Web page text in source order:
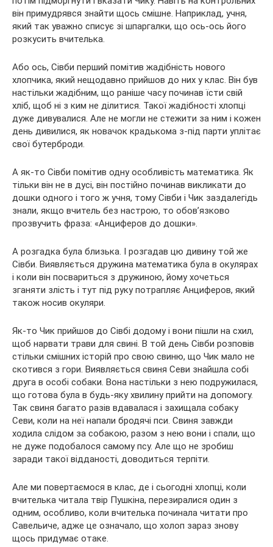
він примудрявся знайти щось смішне. Наприклад, учня,
який так уважно списує зі шпаргалки, що ось-ось його
розкусить вчителька.
Або ось, Сівби перший помітив жадібність нового
хлопчика, який нещодавно прийшов до них у клас. Він був
настільки жадібним, що раніше часу починав їсти свій
хліб, щоб ні з ким не ділитися. Такої жадібності хлопці
дуже дивувалися. Але не могли не стежити за ним і кожен
день дивилися, як новачок крадькома з-під парти уплітає
свої бутерброди.
А як-то Сівби помітив одну особливість математика. Як
тільки він не в дусі, він постійно починав викликати до
дошки одного і того ж учня, тому Сівби і Чик заздалегідь
знали, якщо вчитель без настрою, то обов’язково
прозвучить фраза: «Анциферов до дошки».
А розгадка була близька. І розгадав цю дивину той же
Сівби. Виявляється дружина математика була в окулярах
і коли він посвариться з дружиною, йому хочеться
зганяти злість і тут під руку потрапляє Анциферов, який
також носив окуляри.
Як-то Чик прийшов до Сівбі додому і вони пішли на схил,
щоб нарвати трави для свині. В той день Сівби розповів
стільки смішних історій про свою свиню, що Чик мало не
скотився з гори. Виявляється свиня Севи знайшла собі
друга в особі собаки. Вона настільки з нею подружилася,
що готова була в будь-яку хвилину прийти на допомогу.
Так свиня багато разів вдавалася і захищала собаку
Севи, коли на неї напали бродячі пси. Свиня завжди
ходила слідом за собакою, разом з нею вони і спали, що
не дуже подобалося самому псу. Але що не зробиш
заради такої відданості, доводиться терпіти.
Але ми повертаємося в клас, де і сьогодні хлопці, коли
вчителька читала твір Пушкіна, перезиралися один з
одним, особливо, коли вчителька починала читати про
Савельиче, адже це означало, що холоп зараз знову
щось придумає отаке.